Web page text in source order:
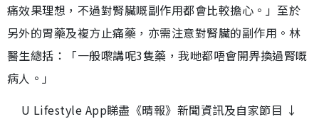
痛效果理想，不過對腎臟嘅副作用都會比較擔心。」至於
另外的胃藥及複方止痛藥，亦需注意對腎臟的副作用。林
醫生總括：「一般嚟講呢3隻藥，我哋都唔會開畀換過腎嘅
病人。」
U Lifestyle App睇盡《晴報》新聞資訊及自家節目 ↓